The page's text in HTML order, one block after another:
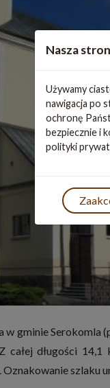
Nasza
Używamy
nawigacja po
ochronę
bezpiecznie i
polityki
gminie Serokomla
całej długości
szlaku